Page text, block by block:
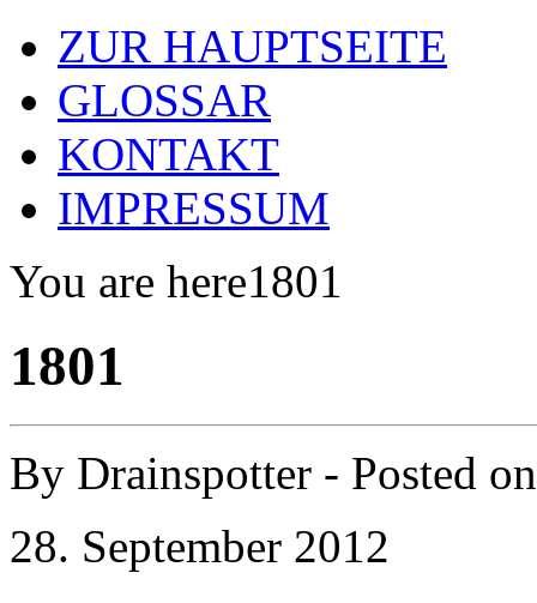
ZUR HAUPTSEITE
GLOSSAR
KONTAKT
IMPRESSUM
You are here1801
1801
By Drainspotter - Posted
28. September 2012